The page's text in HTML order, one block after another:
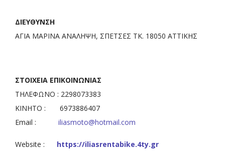
ΔΙΕΥΘΥΝΣΗ
ΑΓΙΑ ΜΑΡΙΝΑ ΑΝΑΛΗΨΗ, ΣΠΕΤΣΕΣ ΤΚ. 18050 ΑΤΤΙΚΗΣ
ΣΤΟΙΧΕΙΑ ΕΠΙΚΟΙΝΩΝΙΑΣ
ΤΗΛΕΦΩΝΟ : 2298073383
ΚΙΝΗΤΟ : 6973886407
Email : iliasmoto@hotmail.com
Website : https://iliasrentabike.4ty.gr